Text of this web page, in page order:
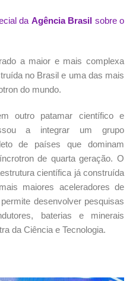
da Agência Brasil sobre o
a maior e mais complexa
no Brasil e uma das mais
do mundo.
outro patamar científico e
a integrar um grupo
de países que dominam
de quarta geração. O
científica já construída
maiores aceleradores de
desenvolver pesquisas
baterias e minerais
da Ciência e Tecnologia.